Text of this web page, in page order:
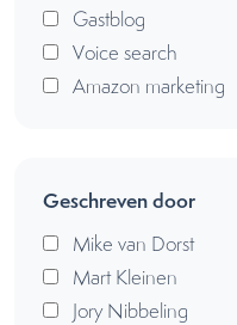
Gastblog
Voice search
Amazon marketing
Geschreven door
Mike van Dorst
Mart Kleinen
Jory Nibbeling